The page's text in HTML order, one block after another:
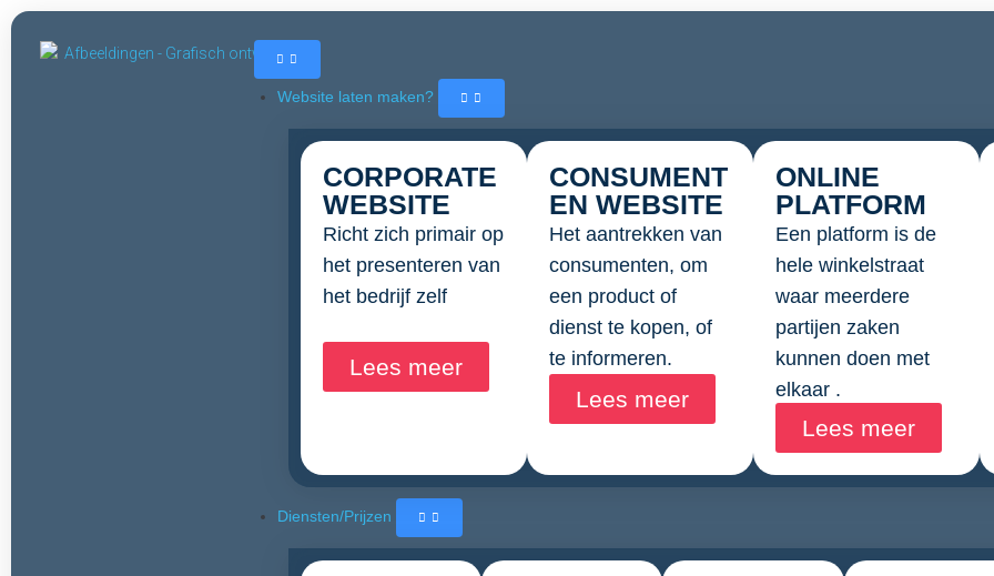
Website laten maken?
CORPORATE
WEBSITE
Richt zich primair op
het presenteren van
het bedrijf zelf
Lees meer
CONSUMENT
EN WEBSITE
Het aantrekken van
consumenten, om
een product of
dienst te kopen, of
te informeren.
Lees meer
ONLINE
PLATFORM
Een platform is de
hele winkelstraat
waar meerdere
partijen zaken
kunnen doen met
elkaar .
Lees meer
Diensten/Prijzen